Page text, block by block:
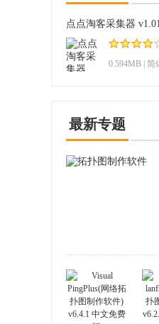
点点淘客采集器
0.594MB | 简
最新专题